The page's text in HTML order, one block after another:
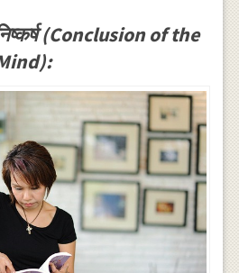
(Conclusion of the